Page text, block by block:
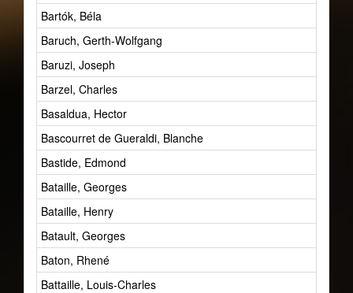
Bartók, Béla
Baruch, Gerth-Wolfgang
Baruzi, Joseph
Barzel, Charles
Basaldua, Hector
Bascourret de Gueraldi, Blanche
Bastide, Edmond
Bataille, Georges
Bataille, Henry
Batault, Georges
Baton, Rhené
Battaille, Louis-Charles